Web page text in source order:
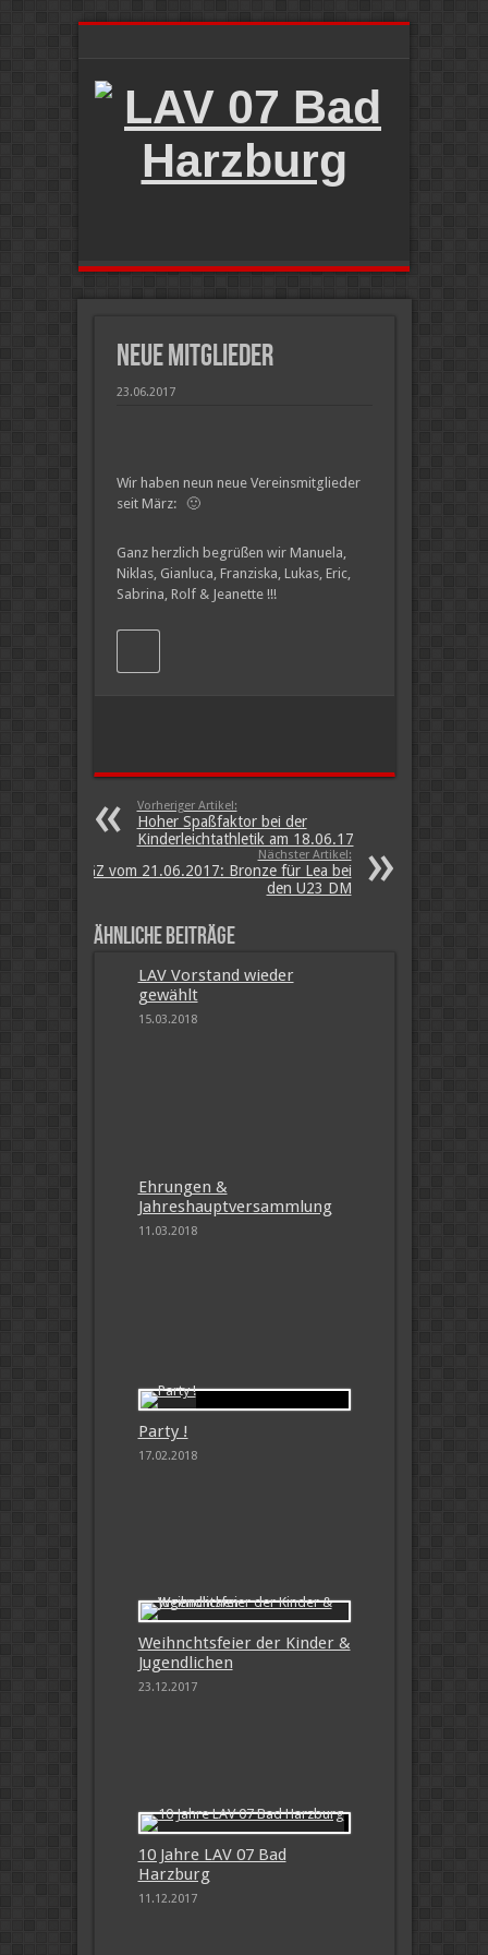
neue Mitglieder
23.06.2017
Wir haben neun neue Vereinsmitglieder
seit März: 🙂
Ganz herzlich begrüßen wir Manuela,
Niklas, Gianluca, Franziska, Lukas, Eric,
Sabrina, Rolf & Jeanette !!!
Vorheriger Artikel:
Hoher Spaßfaktor bei der
Kinderleichtathletik am 18.06.17
Nächster Artikel:
GZ vom 21.06.2017: Bronze für Lea bei
den U23 DM
Ähnliche Beiträge
LAV Vorstand wieder
gewählt
15.03.2018
Ehrungen &
Jahreshauptversammlung
11.03.2018
Party !
17.02.2018
Weihnchtsfeier der Kinder &
Jugendlichen
23.12.2017
10 Jahre LAV 07 Bad
Harzburg
11.12.2017